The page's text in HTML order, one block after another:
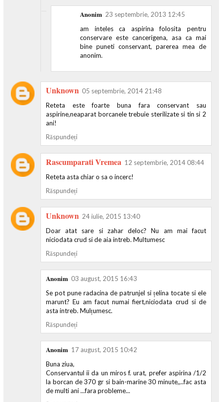
Anonim 23 septembrie, 2013 12:45
am inteles ca aspirina folosita pentru
conservare este cancerigena, asa ca mai
bine puneti conservant, parerea mea de
anonim.
Unknown 05 septembrie, 2014 21:48
Reteta este foarte buna fara conservant sau
aspirine,neaparat borcanele trebuie sterilizate si tin si 2
ani!
Răspundeți
Rascumparati Vremea 12 septembrie, 2014 08:44
Reteta asta chiar o sa o incerc!
Răspundeți
Unknown 24 iulie, 2015 13:40
Doar atat sare si zahar deloc? Nu am mai facut
niciodata crud si de aia intreb. Multumesc
Răspundeți
Anonim 03 august, 2015 16:43
Se pot pune radacina de patrunjel si țelina tocate si ele
marunt? Eu am facut numai fiert,niciodata crud si de
asta intreb. Mulțumesc.
Răspundeți
Anonim 17 august, 2015 10:42
Buna ziua,
Conservantul ii da un miros f. urat, prefer aspirina /1/2
la borcan de 370 gr si bain-marine 30 minute,,..fac asta
de multi ani ...fara probleme...